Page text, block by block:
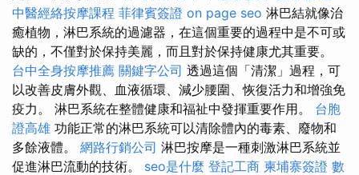
中醫經絡按摩課程 菲律賓簽證 on page seo 淋巴結就像治
癒植物，淋巴系統的過濾器，在這個重要的過程中是不可或
缺的，不僅對於保持美麗，而且對於保持健康尤其重要。
台中全身按摩推薦 關鍵字公司 透過這個「清潔」過程，可
以改善皮膚外觀、血液循環、減少腰圍、恢復活力和增強免
疫力。 淋巴系統在整體健康和福祉中發揮重要作用。 台胞
證高雄 功能正常的淋巴系統可以清除體內的毒素、廢物和
多餘液體。 網路行銷公司 淋巴按摩是一種刺激淋巴系統並
促進淋巴流動的技術。 seo是什麼 登記工商 柬埔寨簽證 數